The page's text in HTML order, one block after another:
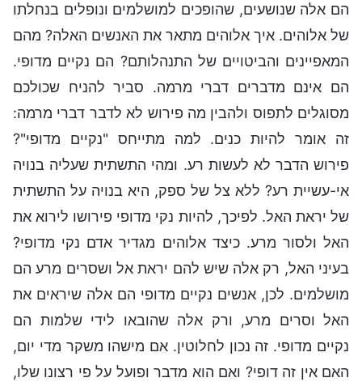
הם אלה שנושעים, שהופכים למושלמים ונופלים בנחלתו
של אלוהים. איך אלוהים מתאר את האנשים האלה? מהם
המאפיינים והביטויים של התנהלותם? הם נקיים מדופי.
הם אינם מדברים דברי מרמה. סביר להניח שכולכם
מסוגלים לתפוס ולהבין מה פירוש לא לדבר דברי מרמה:
זה אומר להיות כנים. למה מתייחס "נקיים מדופי"?
פירוש הדבר לא לעשות רע. ומהי התשתית שעליה בנויה
אי-עשיית רע? ללא צל של ספק, היא בנויה על התשתית
של יראת האל. לפיכך, להיות נקי מדופי פירושו לירוא את
האל ולסור מרע. כיצד אלוהים מגדיר אדם נקי מדופי?
בעיני האל, רק אלה שיש להם יראת אל ושסרים מרע הם
מושלמים. לכן, אנשים נקיים מדופי הם אלה שיראים את
האל וסרים מרע, ורק אלה שהובאו לידי שלמות הם
נקיים מדופי. זה נכון לחלוטין. אם מישהו משקר מדי יום,
האם אין זה דופי? ואם הוא מדבר ופועל על פי רצונו שלו,